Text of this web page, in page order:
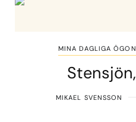
MINA DAGLIGA
MIKAEL SVENSSON